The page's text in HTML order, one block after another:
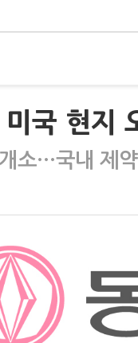
국 현지
소…국내 제약